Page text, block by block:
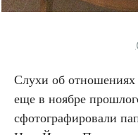
Слухи об
еще в ноябре
сфотографировали